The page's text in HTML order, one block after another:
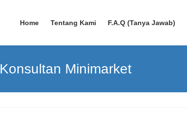
Home Tentang Kami F.A.Q (Tanya Jawab)
Konsultan Minimarket